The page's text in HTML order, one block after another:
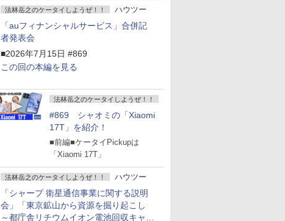
法林岳之のケータイしようぜ！！ ハウツー
「auフィナンシャルサービス」合併記
者発表会
■2026年7月15日 #869
この回の本編を見る
法林岳之のケータイしようぜ！！
#869 シャオミの「Xiaomi
17T」を紹介！
■前編■ケータイPickupは
「Xiaomi 17T」
法林岳之のケータイしようぜ！！ ハウツー
「シャープ 衛星通信事業に関する説明
会」「東京鉱山から資源を掘り起こし
～都庁舎リチウムイオン電池回収キャン